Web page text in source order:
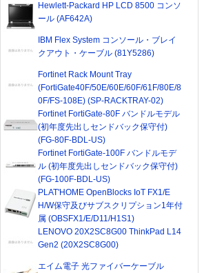
Hewlett-Packard HP LCD 8500 コンソ
ール (AF642A)
IBM Flex System コンソール・ブレイ
クアウト・ケーブル (81Y5286)
Fortinet Rack Mount Tray
(FortiGate40F/50E/60E/60F/61F/80E/8
0F/FS-108E) (SP-RACKTRAY-02)
Fortinet FortiGate-80F バンドルモデル
(初年度先出しセンドバック保守付)
(FG-80F-BDL-US)
Fortinet FortiGate-100F バンドルモデ
ル (初年度先出しセンドバック保守付)
(FG-100F-BDL-US)
PLAT'HOME OpenBlocks IoT FX1/E
H/W保守及びサブスクリプション1年付
属 (OBSFX1/E/D11/H1S1)
LENOVO 20X2SC8G00 ThinkPad L14
Gen2 (20X2SC8G00)
エイム電子 光ファイバーケーブル